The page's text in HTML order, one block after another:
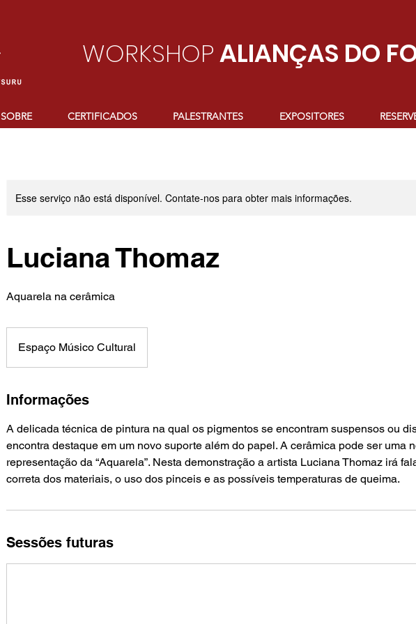
WORKSHOPALIANÇAS DO
SOBRE CERTIFICADOS PALESTRANTES EXPOSITORES
Esse serviço não está disponível. Contate-nos para obter mais informações.
Luciana Thomaz
Aquarela na cerâmica
Espaço Músico Cultural
Informações
A delicada técnica de pintura na qual os pigmentos se encontram suspensos ou
encontra destaque em um novo suporte além do papel. A cerâmica pode ser uma
representação da “Aquarela”. Nesta demonstração a artista Luciana Thomaz irá
correta dos materiais, o uso dos pinceis e as possíveis temperaturas de queima.
Sessões futuras